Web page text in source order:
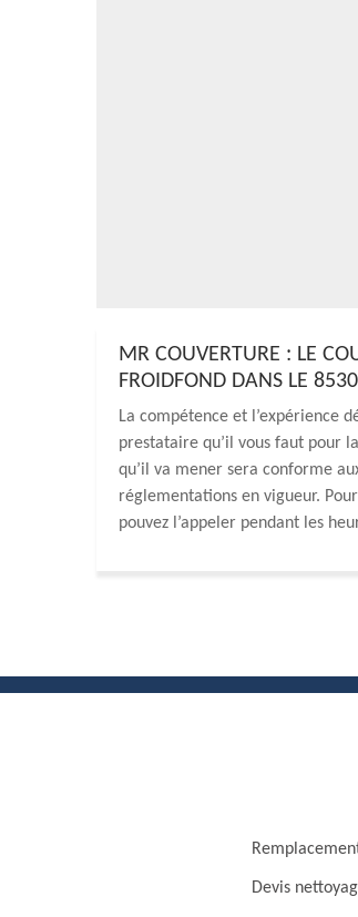
MR COUVERTURE : LE
FROIDFOND DANS LE
La compétence et l’expérience
prestataire qu’il vous faut pour
qu’il va mener sera conforme
réglementations en vigueur.
pouvez l’appeler pendant les
Devis